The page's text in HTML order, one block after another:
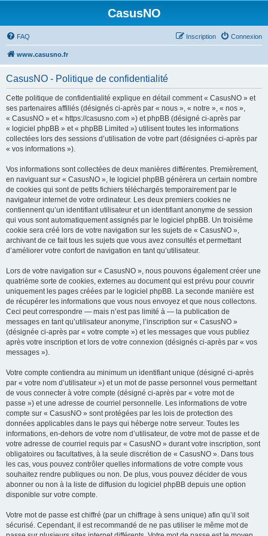
CasusNO
FAQ Connexion
Inscription
www.casusno.fr
CasusNO - Politique de confidentialité
Cette politique de confidentialité explique en détail comment « CasusNO » et
ses partenaires affiliés (désignés ci-après par « nous », « notre », « nos »,
« CasusNO » et « https://casusno.com ») et phpBB (désigné ci-après par
« logiciel phpBB » et « phpBB Limited ») utilisent toutes les informations
collectées lors des sessions d’utilisation de votre part (désignées ci-après par
« vos informations »).
Vos informations sont collectées de deux manières différentes. Premièrement,
en naviguant sur « CasusNO », le logiciel phpBB génèrera un certain nombre
de cookies qui sont de petits fichiers téléchargés temporairement par le
navigateur internet de votre ordinateur. Les deux premiers cookies ne
contiennent qu’un identifiant utilisateur et un identifiant anonyme de session
qui vous sont automatiquement assignés par le logiciel phpBB. Un troisième
cookie sera créé lors de votre navigation sur les sujets de « CasusNO »,
archivant de ce fait tous les sujets que vous avez consultés et permettant
d’améliorer votre confort de navigation en tant qu’utilisateur.
Lors de votre navigation sur « CasusNO », nous pouvons également créer une
quatrième sorte de cookies, externes au document qui est prévu pour couvrir
uniquement les pages créées par le logiciel phpBB. La seconde manière est
de récupérer les informations que vous nous envoyez et que nous collectons.
Ceci peut correspondre — mais n’est pas limité à — la publication de
messages en tant qu’utilisateur anonyme, l’inscription sur « CasusNO »
(désignée ci-après par « votre compte ») et les messages que vous publiez
après votre inscription et lors de votre connexion (désignés ci-après par « vos
messages »).
Votre compte contiendra au minimum un identifiant unique (désigné ci-après
par « votre nom d’utilisateur ») et un mot de passe personnel vous permettant
de vous connecter à votre compte (désigné ci-après par « votre mot de
passe ») et une adresse de courriel personnelle. Les informations de votre
compte sur « CasusNO » sont protégées par les lois de protection des
données applicables dans le pays qui héberge notre serveur. Toutes les
informations, en-dehors de votre nom d’utilisateur, de votre mot de passe et de
votre adresse de courriel requis par « CasusNO » durant votre inscription, sont
obligatoires ou facultatives, à la seule discrétion de « CasusNO ». Dans tous
les cas, vous pouvez contrôler quelles informations de votre compte vous
souhaitez rendre publiques ou non. De plus, vous pouvez décider de vous
abonner ou non à la liste de diffusion du logiciel phpBB depuis une option
disponible sur votre compte.
Votre mot de passe est chiffré (par un chiffrage à sens unique) afin qu’il soit
sécurisé. Cependant, il est recommandé de ne pas utiliser le même mot de